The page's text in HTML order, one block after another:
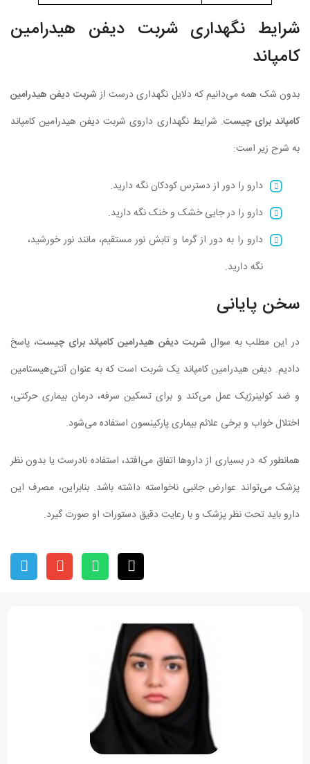
شرایط نگهداری شربت دیفن هیدرامین
کامپاند
بدون شک همه می‌دانیم که دلایل نگهداری درست ازشربت دیفن هیدرامین
کامپاند برای چیست. شرایط نگهداری داروی شربت دیفن هیدرامین کامپاند
به شرح زیر است:
دارو را دور از دسترس کودکان نگه دارید.
دارو را در جایی خشک و خنک نگه دارید.
دارو را به دور از گرما و تابش نور مستقیم، مانند نور خورشید،
نگه دارید.
سخن پایانی
در این مطلب به سوال شربت دیفن هیدرامین کامپاند برای چیست، پاسخ
دادیم. دیفن هیدرامین کامپاند یک شربت است که به عنوان آنتی‌هیستامین
و ضد کولینرژیک عمل می‌کند و برای تسکین سرفه، درمان بیماری حرکتی،
اختلال خواب و برخی علائم بیماری پارکینسون استفاده می‌شود.
همانطور که در بسیاری از داروها اتفاق می‌افتد، استفاده نادرست یا بدون نظر
پزشک می‌تواند عوارض جانبی ناخواسته داشته باشد. بنابراین، مصرف این
دارو باید تحت نظر پزشک و با رعایت دقیق دستورات او صورت گیرد.